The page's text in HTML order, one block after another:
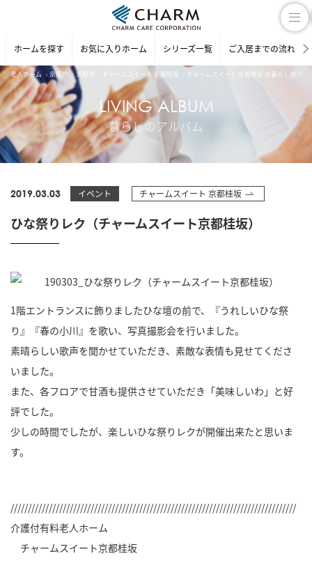
ホームを探す お気に入りホーム シリーズ一覧 ご入居までの流れ
老人ホーム 京都府 京都市 チャームスイート 京都桂坂 チャームスイート 京都桂坂 の暮らしのアル
LIVING ALBUM
暮らしのアルバム
2019.03.03 イベント チャームスイート 京都桂坂
ひな祭りレク（チャームスイート京都桂坂）
1階エントランスに飾りましたひな壇の前で、『うれしいひな祭
り』『春の小川』を歌い、写真撮影会を行いました。
素晴らしい歌声を聞かせていただき、素敵な表情も見せてくださ
いました。
また、各フロアで甘酒も提供させていただき「美味しいわ」と好
評でした。
少しの時間でしたが、楽しいひな祭りレクが開催出来たと思いま
す。
//////////////////////////////////////////////////////////////////////////////////
介護付有料老人ホーム
チャームスイート京都桂坂